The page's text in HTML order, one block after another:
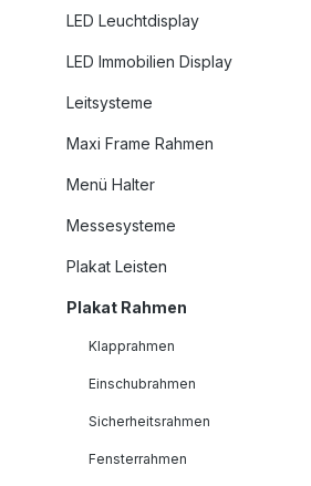
LED Leuchtdisplay
LED Immobilien Display
Leitsysteme
Maxi Frame Rahmen
Menü Halter
Messesysteme
Plakat Leisten
Plakat Rahmen
Klapprahmen
Einschubrahmen
Sicherheitsrahmen
Fensterrahmen